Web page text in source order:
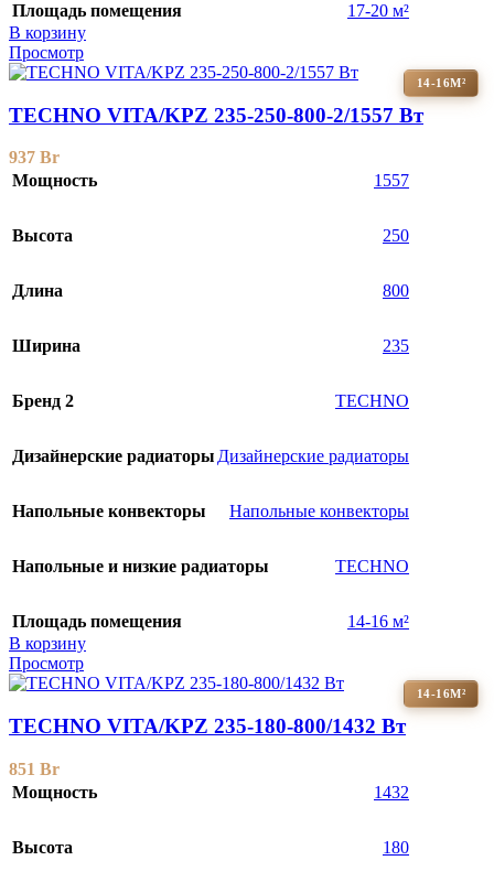
Площадь помещения
17-20 м²
В корзину
Просмотр
14-16М²
TECHNO VITA/KPZ 235-250-800-2/1557 Вт
937 Br
Мощность
1557
Высота 250
Длина 800
Ширина 235
Бренд 2 TECHNO
Дизайнерские радиаторыДизайнерские радиаторы
Напольные конвекторы Напольные конвекторы
Напольные и низкие радиаторы TECHNO
Площадь помещения
14-16 м²
В корзину
Просмотр
14-16М²
TECHNO VITA/KPZ 235-180-800/1432 Вт
851 Br
Мощность
1432
Высота 180